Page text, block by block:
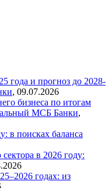
года и прогноз до 2028-
, 09.07.2026
бизнеса по итогам
МСБ Банки,
в поисках баланса
в 2026 году:
годах: из